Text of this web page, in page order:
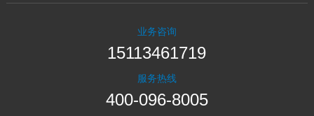
业务咨询
15113461719
服务热线
400-096-8005